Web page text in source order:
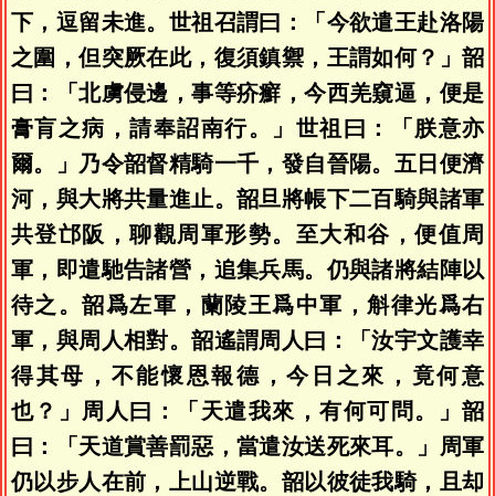
下，逗留未進。世祖召謂曰：「今欲遣王赴洛陽
之圍，但突厥在此，復須鎮禦，王謂如何？」韶
曰：「北虜侵邊，事等疥癬，今西羌窺逼，便是
膏肓之病，請奉詔南行。」世祖曰：「朕意亦
爾。」乃令韶督精騎一千，發自晉陽。五日便濟
河，與大將共量進止。韶旦將帳下二百騎與諸軍
共登邙阪，聊觀周軍形勢。至大和谷，便值周
軍，即遣馳告諸營，追集兵馬。仍與諸將結陣以
待之。韶爲左軍，蘭陵王爲中軍，斛律光爲右
軍，與周人相對。韶遙謂周人曰：「汝宇文護幸
得其母，不能懷恩報德，今日之來，竟何意
也？」周人曰：「天遣我來，有何可問。」韶
曰：「天道賞善罰惡，當遣汝送死來耳。」周軍
仍以步人在前，上山逆戰。韶以彼徒我騎，且却